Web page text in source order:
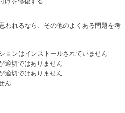
われるなら、その他のよくある問題を考
ョンはインストールされていません
適切ではありません
適切ではありません
ん